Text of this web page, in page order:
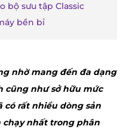
bộ sưu tập Classic
bền bỉ
nhờ mang đến đa dạng
cũng như sở hữu mức
có rất nhiều dòng sản
nhất trong phân